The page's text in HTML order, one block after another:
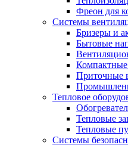
Фреон для
Системы
Бризеры и
Бытовые
Приточные
Тепловое
Тепловые
Тепловые
Системы